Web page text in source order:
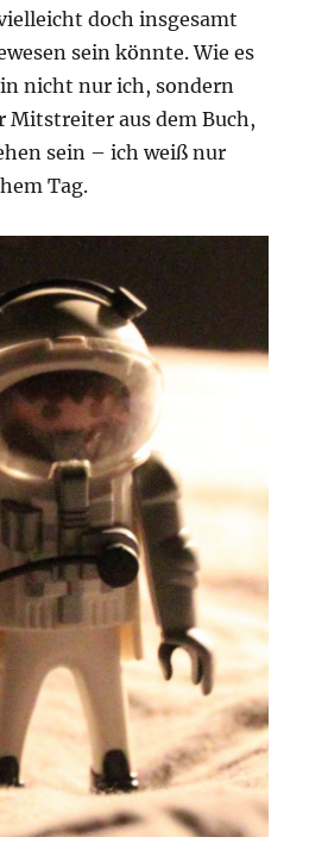
doch insgesamt
sein könnte. Wie es
nicht nur ich, sondern
Mitstreiter aus dem Buch,
sein – ich weiß nur
Tag.